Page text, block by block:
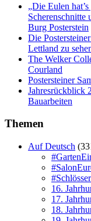
„Die Eulen
Scherenschnitte
Burg Posterstein
Die
Lettland zu
The Welker
Courland
Postersteiner
Jahresrückblick
Bauarbeiten
Themen
Auf Deutsch
16.
17.
18.